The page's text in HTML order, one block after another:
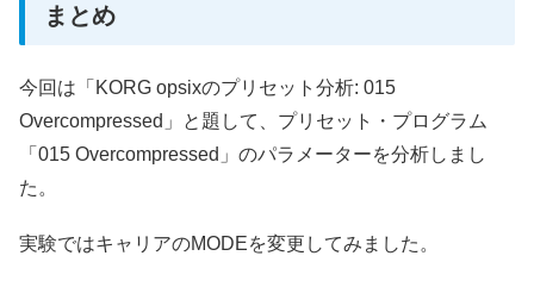
まとめ
今回は「KORG opsixのプリセット分析: 015
Overcompressed」と題して、プリセット・プログラム
「015 Overcompressed」のパラメーターを分析しまし
た。
実験ではキャリアのMODEを変更してみました。